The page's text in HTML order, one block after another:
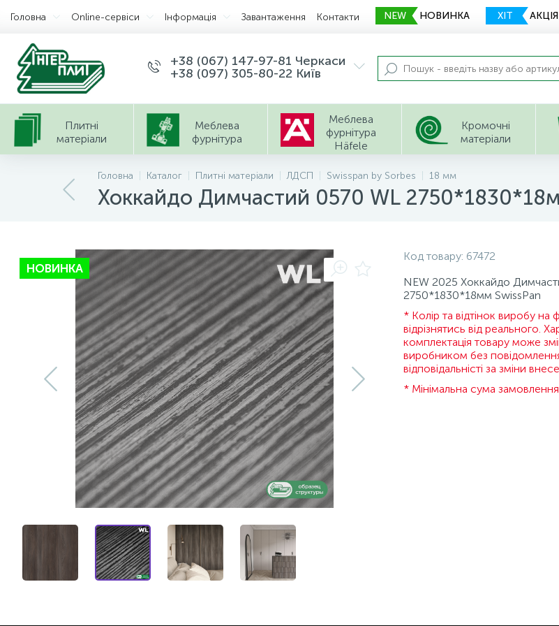
Головна Оnline-сервіси Інформація Завантаження Контакти NEW НОВИНКА ХІТ АКЦІЯ
+38 (067) 147-97-81 Черкаси
+38 (097) 305-80-22 Київ
Плитні
матеріали
Меблева
фурнітура
Меблева
фурнітура
Häfele
Кромочні
матеріали
Головна Каталог Плитні матеріали ЛДСП Swisspan by Sorbes 18 мм
Хоккайдо Димчастий 0570 WL
НОВИНКА
Код товару: 67472
NEW 2025 Хоккайдо
2750*1830*18мм SwissPan
* Колір та відтінок виробу на
відрізнятись від реального.
комплектація товару може
виробником без
відповідальністі за зміни
* Мінімальна сума